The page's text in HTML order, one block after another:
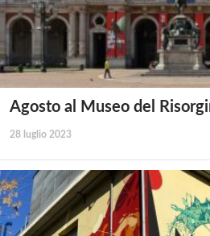
Agosto al Museo del
28 luglio 2023